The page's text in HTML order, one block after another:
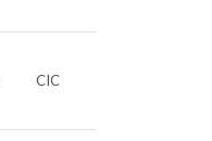
CIC